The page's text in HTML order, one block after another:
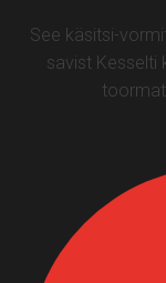
See käsitsi-
savist Kesselti